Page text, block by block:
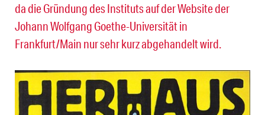
da die Gründung des Instituts auf der Website der
Johann Wolfgang Goethe-Universität in
Frankfurt/Main nur sehr kurz abgehandelt wird.